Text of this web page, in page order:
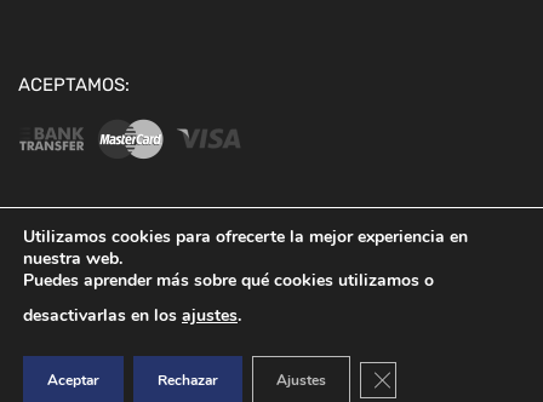
ACEPTAMOS:
Utilizamos cookies para ofrecerte la mejor experiencia en
nuestra web.
Puedes aprender más sobre qué cookies utilizamos o
desactivarlas en los ajustes.
Aceptar Rechazar Ajustes Cerrar el banner de